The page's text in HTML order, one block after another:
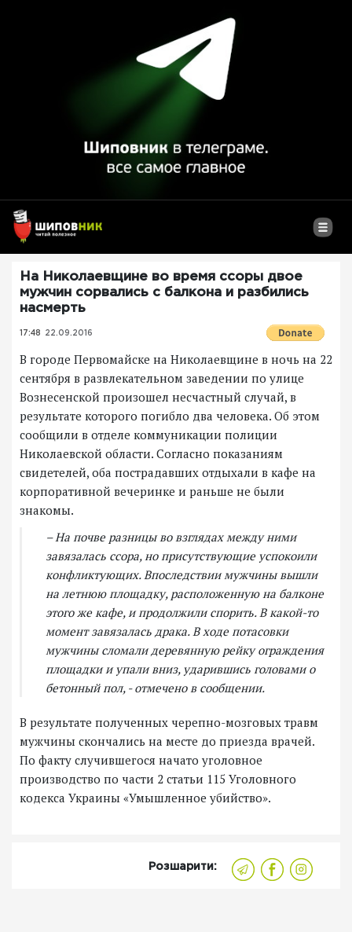
На Николаевщине во время ссоры двое
мужчин сорвались с балкона и разбились
насмерть
17:48 22.09.2016
В городе Первомайске на Николаевщине в ночь на 22
сентября в развлекательном заведении по улице
Вознесенской произошел несчастный случай, в
результате которого погибло два человека. Об этом
сообщили в отделе коммуникации полиции
Николаевской области. Согласно показаниям
свидетелей, оба пострадавших отдыхали в кафе на
корпоративной вечеринке и раньше не были
знакомы.
– На почве разницы во взглядах между ними
завязалась ссора, но присутствующие успокоили
конфликтующих. Впоследствии мужчины вышли
на летнюю площадку, расположенную на балконе
этого же кафе, и продолжили спорить. В какой-то
момент завязалась драка. В ходе потасовки
мужчины сломали деревянную рейку ограждения
площадки и упали вниз, ударившись головами о
бетонный пол, - отмечено в сообщении.
В результате полученных черепно-мозговых травм
мужчины скончались на месте до приезда врачей.
По факту случившегося начато уголовное
производство по части 2 статьи 115 Уголовного
кодекса Украины «Умышленное убийство».
Розшарити: